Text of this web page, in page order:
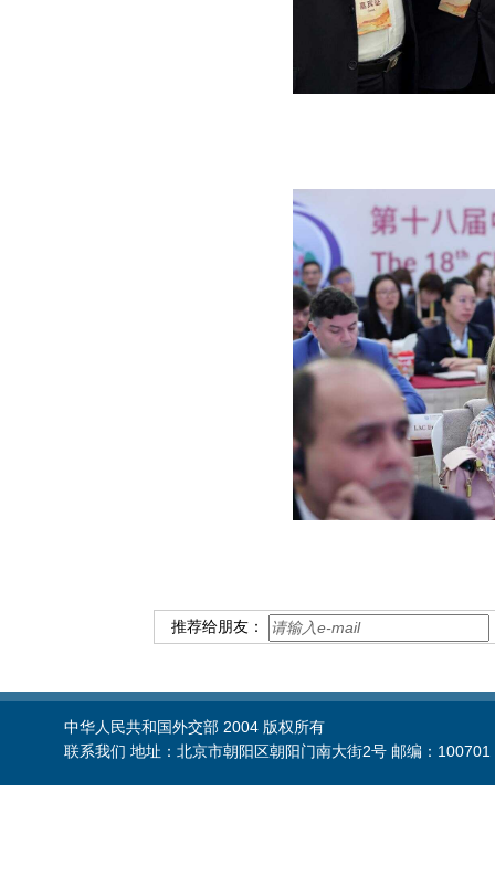
推荐给朋友：
中华人民共和国外交部 2004 版权所有
联系我们 地址：北京市朝阳区朝阳门南大街2号 邮编：